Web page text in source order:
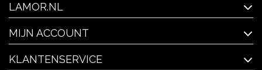
LAMOR.NL
MIJN ACCOUNT
KLANTENSERVICE